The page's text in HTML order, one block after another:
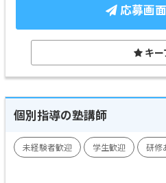
応募画
キー
個別指導の塾講師
未経験者歓迎 学生歓迎 研修